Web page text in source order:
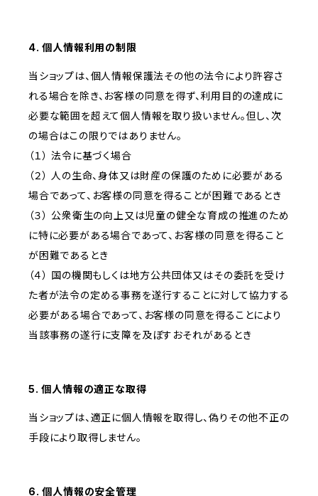
4. 個人情報利用の制限
当ショップは、個人情報保護法その他の法令により許容さ
れる場合を除き、お客様の同意を得ず、利用目的の達成に
必要な範囲を超えて個人情報を取り扱いません。但し、次
の場合はこの限りではありません。
（１） 法令に基づく場合
（２） 人の生命、身体又は財産の保護のために必要がある
場合であって、お客様の同意を得ることが困難であるとき
（３） 公衆衛生の向上又は児童の健全な育成の推進のため
に特に必要がある場合であって、お客様の同意を得ること
が困難であるとき
（４） 国の機関もしくは地方公共団体又はその委託を受け
た者が法令の定める事務を遂行することに対して協力する
必要がある場合であって、お客様の同意を得ることにより
当該事務の遂行に支障を及ぼすおそれがあるとき
5. 個人情報の適正な取得
当ショップは、適正に個人情報を取得し、偽りその他不正の
手段により取得しません。
6. 個人情報の安全管理